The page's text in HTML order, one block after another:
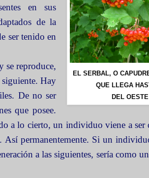
EL SERBAL, O
QUE LLEGA
DEL
en sus
de la
ser tenido en
se reproduce,
siguiente. Hay
De no ser
que posee.
a lo cierto, un individuo viene a
Así permanentemente. Si un
a las siguientes, sería como